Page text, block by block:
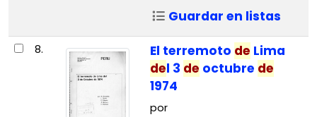
Guardar en listas
8. El terremoto de Lima
del 3 de octubre de
1974
por